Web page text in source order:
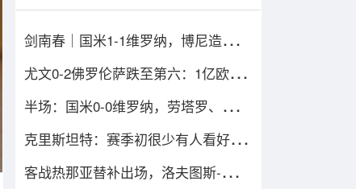
剑南春｜国米1-1维罗纳，博尼造乌
尤文0-2佛罗伦萨跌至第六：1亿欧损
半场：国米0-0维罗纳，劳塔罗、姆希
克里斯坦特：赛季初很少有人看好我
客战热那亚替补出场，洛夫图斯-奇克